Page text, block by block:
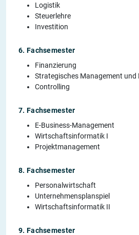
Logistik
Steuerlehre
Investition
6. Fachsemester
Finanzierung
Strategisches Management und
Controlling
7. Fachsemester
E-Business-Management
Wirtschaftsinformatik I
Projektmanagement
8. Fachsemester
Personalwirtschaft
Unternehmensplanspiel
Wirtschaftsinformatik II
9. Fachsemester